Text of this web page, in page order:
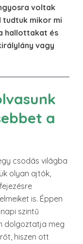
voltak
tudtuk mikor mi
hallottakat és
vagy
a
csodás világba
olyan ajtók,
is. Éppen
szintű
dolgoztatja meg
hiszen ott